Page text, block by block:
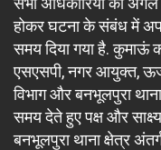
होकर घटना के संबंध में
समय दिया गया है. कुमाऊं
एसएसपी, नगर आयुक्त,
विभाग और बनभूलपुरा
समय देते हुए पक्ष और
बनभूलपुरा थाना क्षेत्र